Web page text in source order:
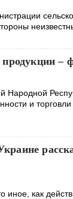
–
Народной
и торговли
иное, как